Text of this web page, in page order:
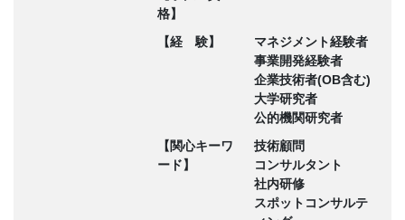
格】
【経 験】
マネジメント経験者
事業開発経験者
企業技術者(OB含む)
大学研究者
公的機関研究者
【関心キーワ
ード】
技術顧問
コンサルタント
社内研修
スポットコンサルテ